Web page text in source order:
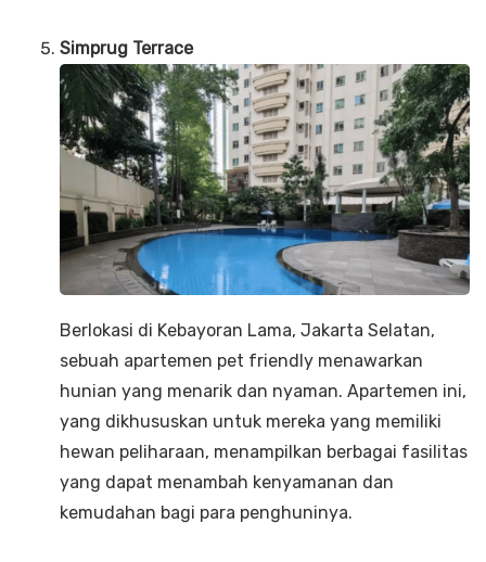
Simprug Terrace
Berlokasi di Kebayoran Lama, Jakarta Selatan,
sebuah apartemen pet friendly menawarkan
hunian yang menarik dan nyaman. Apartemen ini,
yang dikhususkan untuk mereka yang memiliki
hewan peliharaan, menampilkan berbagai fasilitas
yang dapat menambah kenyamanan dan
kemudahan bagi para penghuninya.